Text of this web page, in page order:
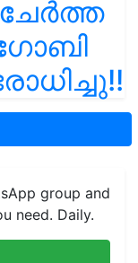
group and
need. Daily.